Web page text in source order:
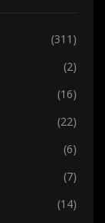
(311)
(2)
(16)
(22)
(6)
(7)
(14)